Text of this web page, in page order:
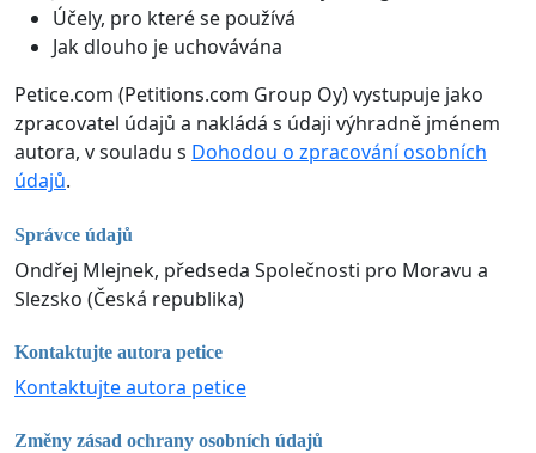
Účely, pro které se používá
Jak dlouho je uchovávána
Petice.com (Petitions.com Group Oy) vystupuje jako
zpracovatel údajů a nakládá s údaji výhradně jménem
autora, v souladu s Dohodou o zpracování osobních
údajů.
Správce údajů
Ondřej Mlejnek, předseda Společnosti pro Moravu a
Slezsko (Česká republika)
Kontaktujte autora petice
Kontaktujte autora petice
Změny zásad ochrany osobních údajů